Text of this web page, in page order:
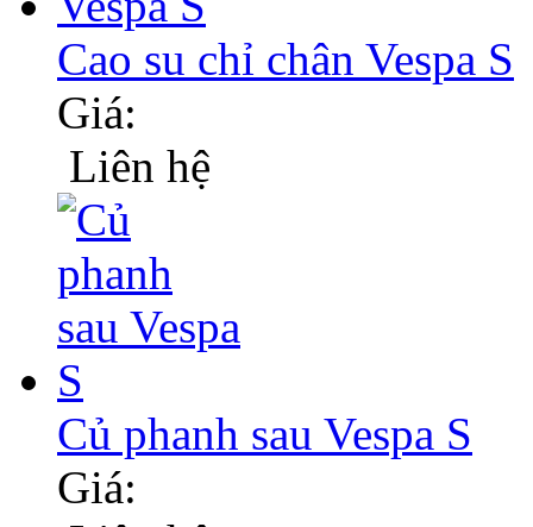
Cao su chỉ chân Vespa S
Giá:
Liên hệ
Củ phanh sau Vespa S
Giá: